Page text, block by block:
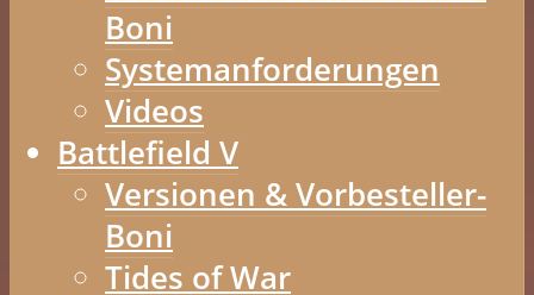
Boni
Systemanforderungen
Videos
Battlefield V
Versionen & Vorbesteller-
Boni
Tides of War